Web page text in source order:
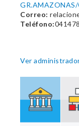
GR.AMAZONAS/
Correo:
Teléfono:
Ver